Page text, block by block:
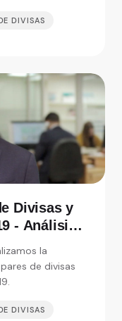
DIVISAS
Divisas y
- Análisis
en cambio
la
de divisas
DIVISAS